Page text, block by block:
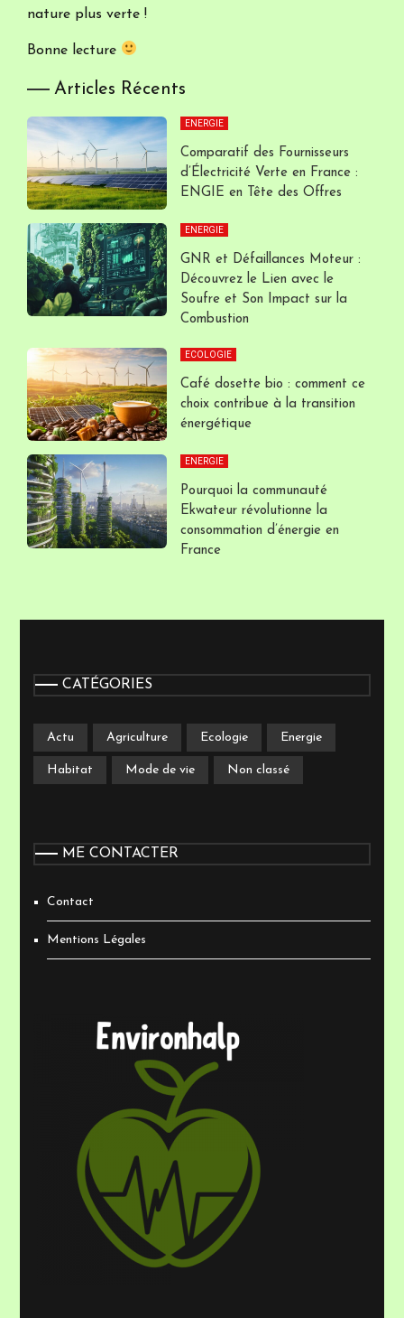
nature plus verte !
Bonne lecture
Articles Récents
ENERGIE
Comparatif des Fournisseurs
d’Électricité Verte en France :
ENGIE en Tête des Offres
ENERGIE
GNR et Défaillances Moteur :
Découvrez le Lien avec le
Soufre et Son Impact sur la
Combustion
ECOLOGIE
Café dosette bio : comment ce
choix contribue à la transition
énergétique
ENERGIE
Pourquoi la communauté
Ekwateur révolutionne la
consommation d’énergie en
France
CATÉGORIES
Actu Agriculture Ecologie Energie
Habitat Mode de vie Non classé
ME CONTACTER
Contact
Mentions Légales